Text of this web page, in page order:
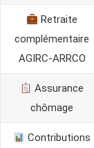
Retraite
complémentaire
AGIRC-ARRCO
Assurance
chômage
Contributions